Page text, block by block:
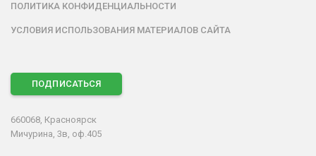
ПОЛИТИКА КОНФИДЕНЦИАЛЬНОСТИ
УСЛОВИЯ ИСПОЛЬЗОВАНИЯ МАТЕРИАЛОВ САЙТА
ПОДПИСАТЬСЯ
660068, Красноярск
Мичурина, 3в, оф.405